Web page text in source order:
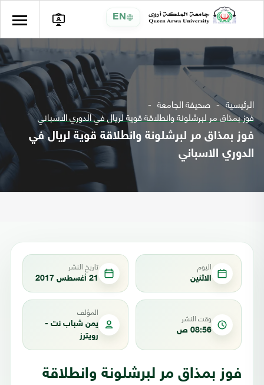
EN
الرئيسية صحيفة الجامعة
فوز بمذاق مر لبرشلونة وانطلاقة قوية لريال في الدوري الاسباني
فوز بمذاق مر لبرشلونة وانطلاقة قوية لريال في
الدوري الاسباني
اليوم
الاثنين
تاريخ النشر
21 أغسطس 2017
وقت النشر
08:56 ص
المؤلف
يمن شباب نت -
رويترز
فوز بمذاق مر لبرشلونة وانطلاقة